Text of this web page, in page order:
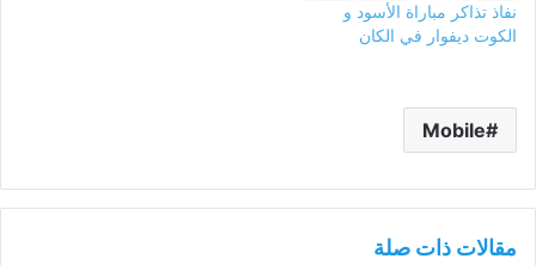
نفاذ تذاكر مباراة الأسود و
الكوت ديفوار في الكان
Mobile
مقالات ذات صلة